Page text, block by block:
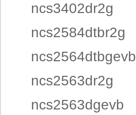
ncs3402dr2g
ncs2584dtbr2g
ncs2564dtbgevb
ncs2563dr2g
ncs2563dgevb